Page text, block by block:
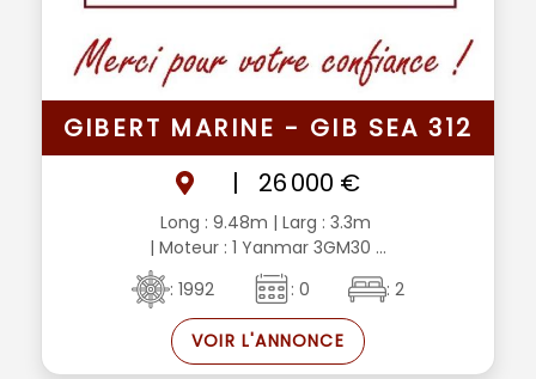
GIBERT MARINE - GIB SEA 312
|
26 000 €
Long : 9.48m | Larg : 3.3m
| Moteur : 1 Yanmar 3GM30 ...
: 1992
: 0 : 2
VOIR L'ANNONCE